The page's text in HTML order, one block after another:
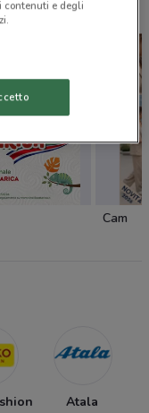
Cam
Atala
contenuti e degli